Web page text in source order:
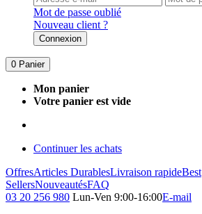
Mot de passe oublié
Nouveau client ?
Connexion
0 Panier
Mon panier
Votre panier est vide
Continuer les achats
OffresArticles DurablesLivraison rapideBest
SellersNouveautésFAQ
03 20 256 980 Lun-Ven 9:00-16:00E-mail